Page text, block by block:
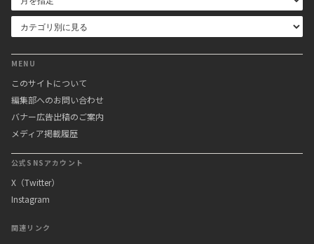
MENU
このサイトについて
編集部へのお問い合わせ
バナー広告出稿のご案内
メディア掲載履歴
公式SNSアカウント
X（Twitter）
Instagram
関連リンク